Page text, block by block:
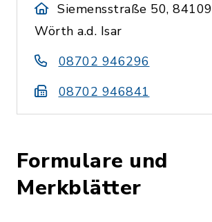
Siemensstraße 50, 84109
Wörth a.d. Isar
08702 946296
08702 946841
Formulare und
Merkblätter